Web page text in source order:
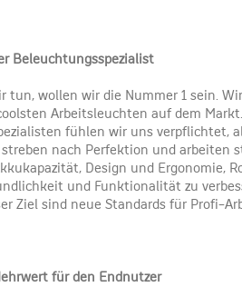
Beleuchtungsspezialist
tun, wollen wir die Nummer 1 sein.
Arbeitsleuchten auf dem
fühlen wir uns verpflichtet,
nach Perfektion und arbeiten
Design und Ergonomie,
und Funktionalität zu
Ziel sind neue Standards für Profi-
für den Endnutzer